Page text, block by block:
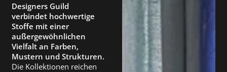
Designers Guild
verbindet hochwertige
Stoffe mit einer
außergewöhnlichen
Vielfalt an Farben,
Mustern und Strukturen.
Die Kollektionen reichen